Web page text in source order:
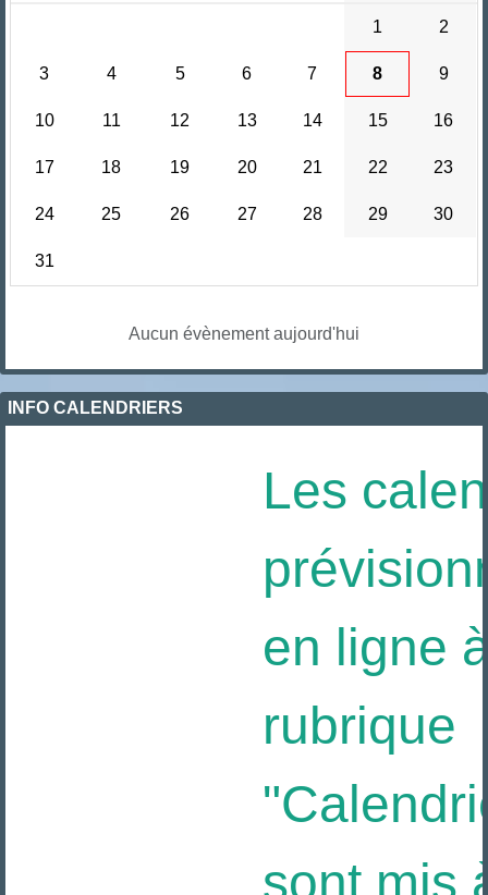
1 2
3 4 5 6 7 8 9
10 11 12 13 14 15 16
17 18 19 20 21 22 23
24 25 26 27 28 29 30
31
Aucun évènement aujourd'hui
INFO CALENDRIERS
Les
en ligne à
rubrique
sont mis